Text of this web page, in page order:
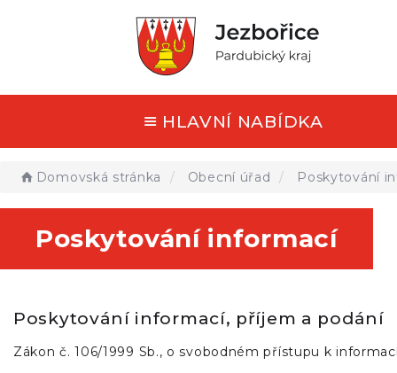
HLAVNÍ NABÍDKA
Domovská stránka Obecní úřad Poskytování
Poskytování informací
Poskytování informací, příjem a podání
Zákon č. 106/1999 Sb., o svobodném přístupu k